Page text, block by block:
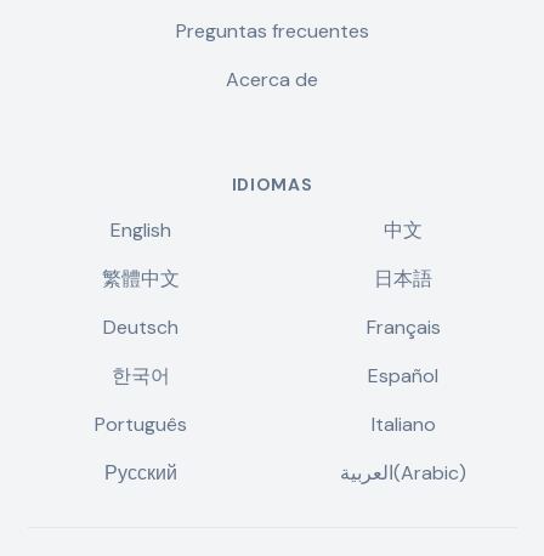
Preguntas frecuentes
Acerca de
IDIOMAS
English
中文
繁體中文
日本語
Deutsch
Français
한국어
Español
Português
Italiano
Русский
العربية(Arabic)